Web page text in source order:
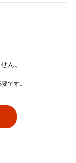
ん。
です。